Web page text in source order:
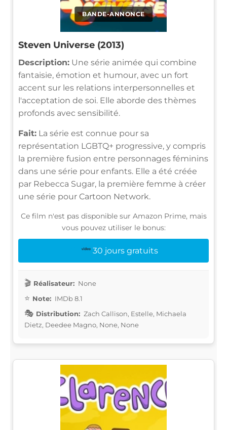
BANDE-ANNONCE
Steven Universe (2013)
Description: Une série animée qui combine
fantaisie, émotion et humour, avec un fort
accent sur les relations interpersonnelles et
l'acceptation de soi. Elle aborde des thèmes
profonds avec sensibilité.
Fait: La série est connue pour sa
représentation LGBTQ+ progressive, y compris
la première fusion entre personnages féminins
dans une série pour enfants. Elle a été créée
par Rebecca Sugar, la première femme à créer
une série pour Cartoon Network.
Ce film n'est pas disponible sur Amazon Prime, mais
vous pouvez utiliser le bonus:
30 jours gratuits
Réalisateur: None
Note: IMDb 8.1
Distribution: Zach Callison, Estelle, Michaela
Dietz, Deedee Magno, None, None